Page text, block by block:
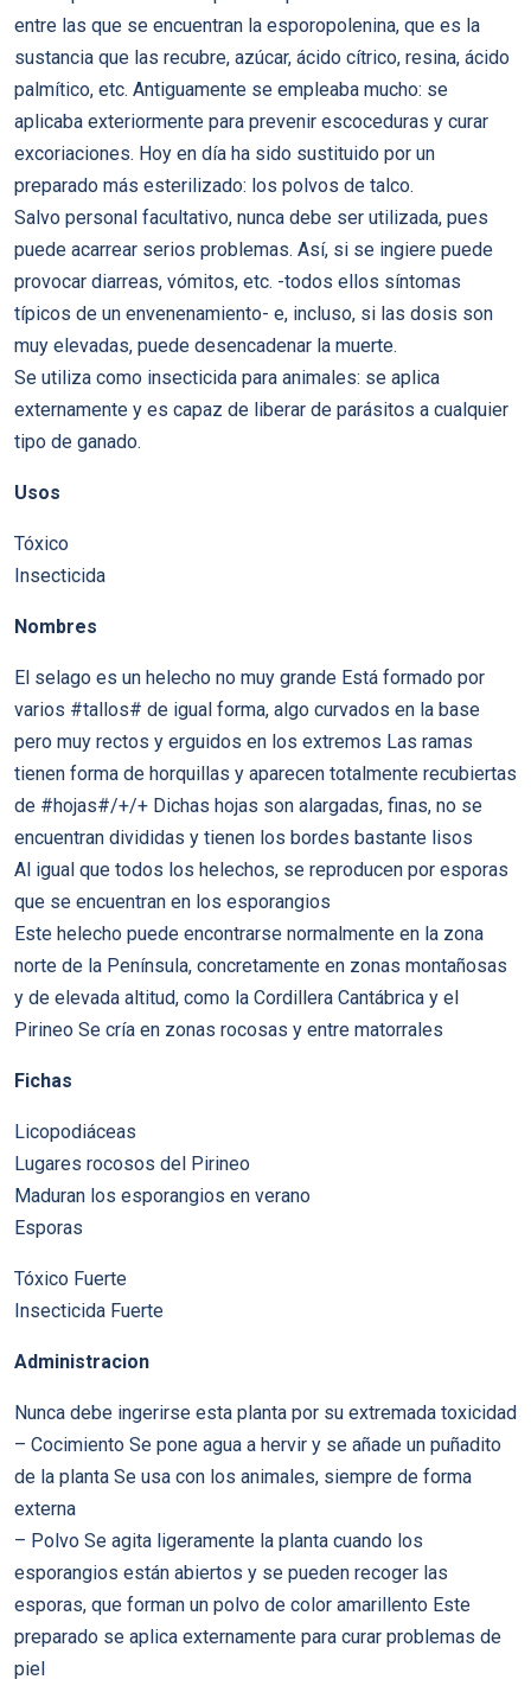
entre las que se encuentran la esporopolenina, que es la
sustancia que las recubre, azúcar, ácido cítrico, resina, ácido
palmítico, etc. Antiguamente se empleaba mucho: se
aplicaba exteriormente para prevenir escoceduras y curar
excoriaciones. Hoy en día ha sido sustituido por un
preparado más esterilizado: los polvos de talco.
Salvo personal facultativo, nunca debe ser utilizada, pues
puede acarrear serios problemas. Así, si se ingiere puede
provocar diarreas, vómitos, etc. -todos ellos síntomas
típicos de un envenenamiento- e, incluso, si las dosis son
muy elevadas, puede desencadenar la muerte.
Se utiliza como insecticida para animales: se aplica
externamente y es capaz de liberar de parásitos a cualquier
tipo de ganado.
Usos
Tóxico
Insecticida
Nombres
El selago es un helecho no muy grande Está formado por
varios #tallos# de igual forma, algo curvados en la base
pero muy rectos y erguidos en los extremos Las ramas
tienen forma de horquillas y aparecen totalmente recubiertas
de #hojas#/+/+ Dichas hojas son alargadas, finas, no se
encuentran divididas y tienen los bordes bastante lisos
Al igual que todos los helechos, se reproducen por esporas
que se encuentran en los esporangios
Este helecho puede encontrarse normalmente en la zona
norte de la Península, concretamente en zonas montañosas
y de elevada altitud, como la Cordillera Cantábrica y el
Pirineo Se cría en zonas rocosas y entre matorrales
Fichas
Licopodiáceas
Lugares rocosos del Pirineo
Maduran los esporangios en verano
Esporas
Tóxico Fuerte
Insecticida Fuerte
Administracion
Nunca debe ingerirse esta planta por su extremada toxicidad
– Cocimiento Se pone agua a hervir y se añade un puñadito
de la planta Se usa con los animales, siempre de forma
externa
– Polvo Se agita ligeramente la planta cuando los
esporangios están abiertos y se pueden recoger las
esporas, que forman un polvo de color amarillento Este
preparado se aplica externamente para curar problemas de
piel